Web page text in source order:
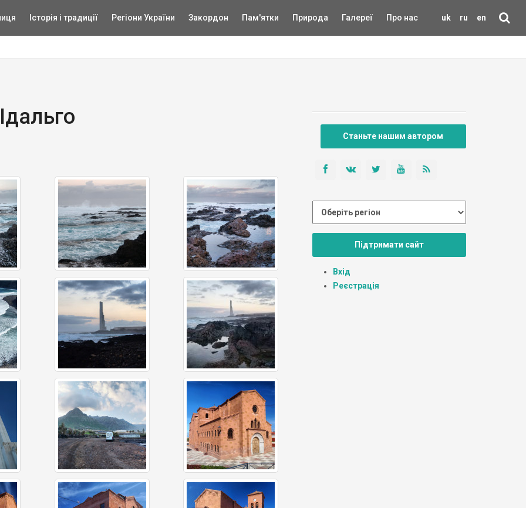
uk ru en
Історія і традиції Регіони України Закордон Пам'ятки Природа Галереї Про нас
Станьте нашим автором
Підтримати сайт
Вхід
Реєстрація